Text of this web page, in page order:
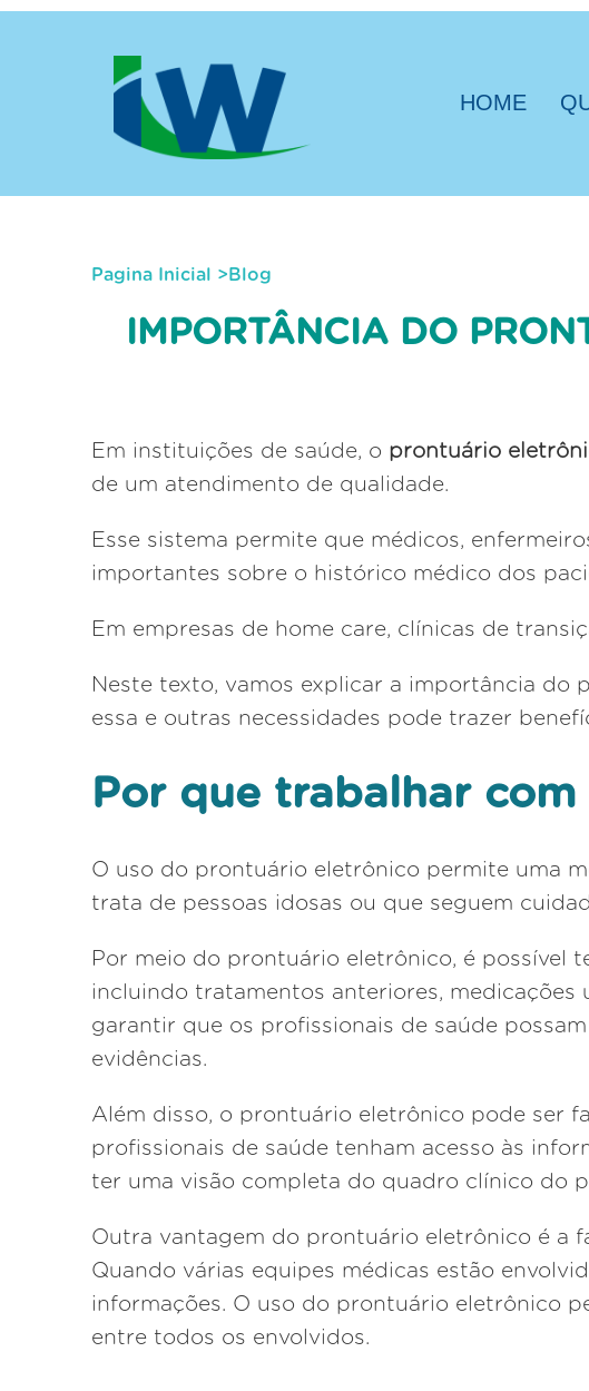
HOME
Pagina Inicial >Blog
IMPORTÂNCIA DO
Em instituições de saúde, o prontuário
de um atendimento de qualidade.
Esse sistema permite que médicos,
importantes sobre o histórico médico dos
Em empresas de home care, clínicas de
Neste texto, vamos explicar a importância do
essa e outras necessidades pode trazer
Por que trabalhar
O uso do prontuário eletrônico permite uma
trata de pessoas idosas ou que seguem
Por meio do prontuário eletrônico, é possível
incluindo tratamentos anteriores, medicações
garantir que os profissionais de saúde
evidências.
Além disso, o prontuário eletrônico pode ser
profissionais de saúde tenham acesso às
ter uma visão completa do quadro clínico do
Outra vantagem do prontuário eletrônico é a
Quando várias equipes médicas estão
informações. O uso do prontuário eletrônico
entre todos os envolvidos.